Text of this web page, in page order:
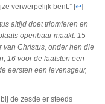
verwerpelijk bent.” [↩]
altijd doet triomferen en
openbaar maakt. 15
van Christus, onder hen die
16 voor de laatsten een
eersten een levensgeur,
de zesde er steeds